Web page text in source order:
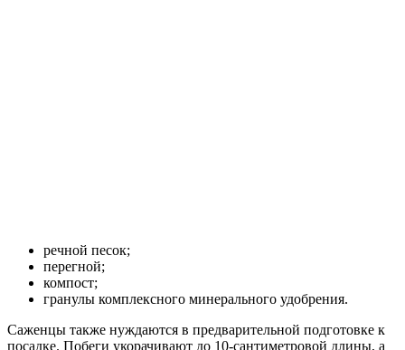
речной песок;
перегной;
компост;
гранулы комплексного минерального удобрения.
Саженцы также нуждаются в предварительной подготовке к
посадке. Побеги укорачивают до 10-сантиметровой длины, а